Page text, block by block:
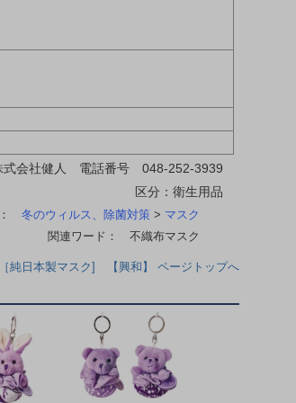
式会社健人 電話番号 048-252-3939
区分：衛生用品
： 冬のウィルス、除菌対策> マスク
関連ワード： 不織布マスク
日本製マスク] 【興和】 ページトップへ